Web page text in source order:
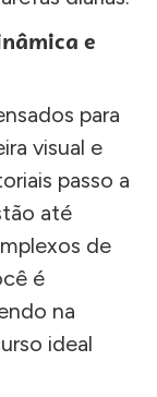
e
para
visual e
passo a
até
de
é
na
ideal